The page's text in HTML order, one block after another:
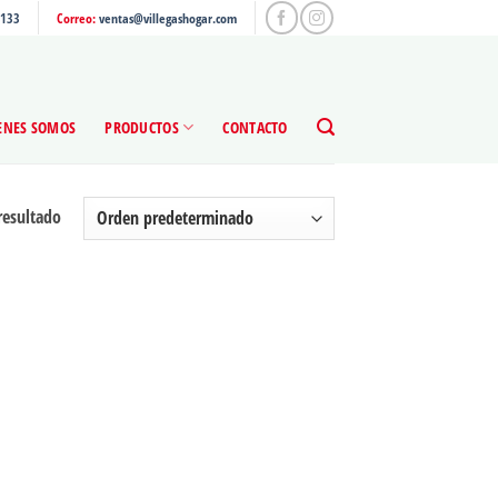
Correo:ventas@villegashogar.com
SOMOS PRODUCTOS CONTACTO